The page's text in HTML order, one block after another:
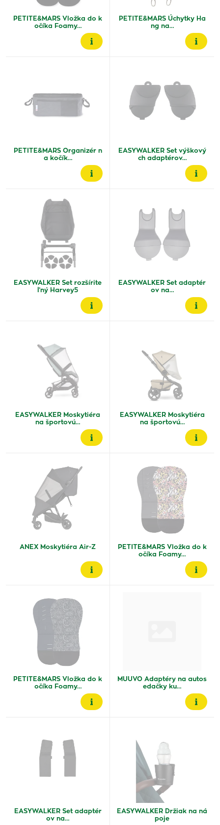
PETITE&MARS Vložka do k
očíka Foamy…
PETITE&MARS Úchytky Ha
ng na…
PETITE&MARS Organizér n
a kočík…
EASYWALKER Set výškový
ch adaptérov…
EASYWALKER Set rozšírite
ľný Harvey5
EASYWALKER Set adaptér
ov na…
EASYWALKER Moskytiéra
na športovú…
EASYWALKER Moskytiéra
na športovú…
ANEX Moskytiéra Air-Z
PETITE&MARS Vložka do k
očíka Foamy…
PETITE&MARS Vložka do k
očíka Foamy…
MUUVO Adaptéry na autos
edačky ku…
EASYWALKER Set adaptér
ov na…
EASYWALKER Držiak na ná
poje